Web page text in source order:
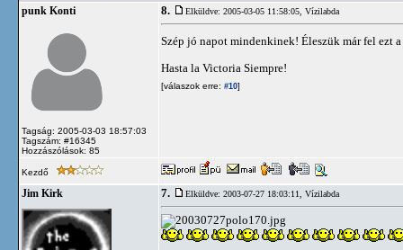
punk Konti
Tagság: 2005-03-03 18:57:03
Tagszám: #16345
Hozzászólások: 85
8. Elküldve: 2005-03-05 11:58:05, Vízilabda
Szép jó napot mindenkinek! Éleszük már fel ezt
Hasta la Victoria Siempre!
[válaszok erre: #10]
Kezdő
Jim Kirk 7. Elküldve: 2003-07-27 18:03:11, Vízilabda